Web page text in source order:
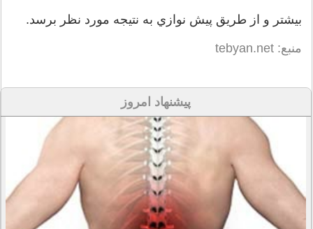
بيشتر و از طريق پيش نوازي به نتيجه مورد نظر برسد.
منبع: tebyan.net
پیشنهاد امروز